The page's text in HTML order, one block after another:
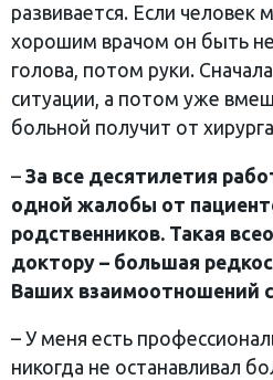
развивается. Если
хорошим врачом он быть
голова, потом руки.
ситуации, а потом уже
больной получит от
– За все десятилетия
одной жалобы от
родственников. Такая
доктору – большая
Ваших взаимоотношений
– У меня есть
никогда не останавливал